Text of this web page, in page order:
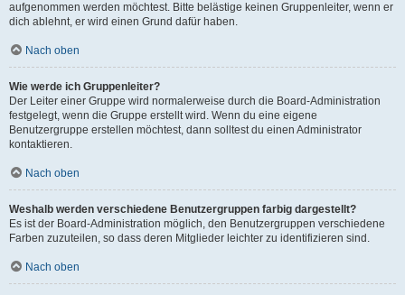
aufgenommen werden möchtest. Bitte belästige keinen Gruppenleiter, wenn er
dich ablehnt, er wird einen Grund dafür haben.
Nach oben
Wie werde ich Gruppenleiter?
Der Leiter einer Gruppe wird normalerweise durch die Board-Administration
festgelegt, wenn die Gruppe erstellt wird. Wenn du eine eigene
Benutzergruppe erstellen möchtest, dann solltest du einen Administrator
kontaktieren.
Nach oben
Weshalb werden verschiedene Benutzergruppen farbig dargestellt?
Es ist der Board-Administration möglich, den Benutzergruppen verschiedene
Farben zuzuteilen, so dass deren Mitglieder leichter zu identifizieren sind.
Nach oben